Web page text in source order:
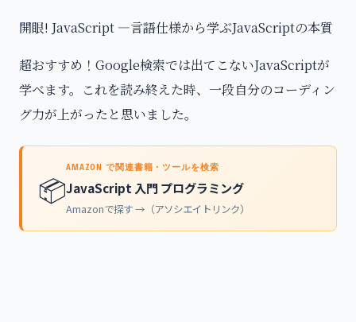
開眼! JavaScript ―言語仕様から学ぶJavaScriptの本質
超おすすめ！Google検索では出てこないJavaScriptが
学べます。これを読み終えた時、一段自分のコーディン
グ力が上がったと思いました。
📦
AMAZON で関連書籍・ツールを検索
JavaScript 入門 プログラミング
Amazonで探す →（アソシエイトリンク）